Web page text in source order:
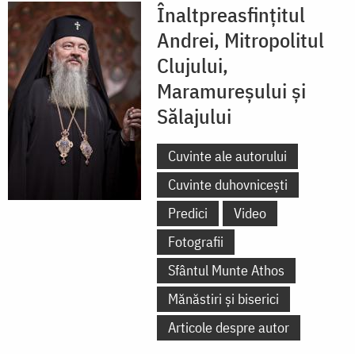
Înaltpreasfințitul
Andrei, Mitropolitul
Clujului,
Maramureșului și
Sălajului
Cuvinte ale autorului
Cuvinte duhovnicești
Predici
Video
Fotografii
Sfântul Munte Athos
Mănăstiri și biserici
Articole despre autor